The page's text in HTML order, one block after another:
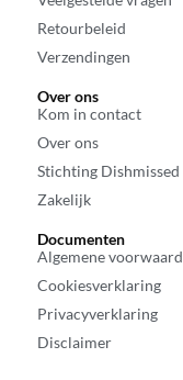
Retourbeleid
Verzendingen
Over ons
Kom in contact
Over ons
Stichting Dishmissed
Zakelijk
Documenten
Algemene
Cookiesverklaring
Privacyverklaring
Disclaimer